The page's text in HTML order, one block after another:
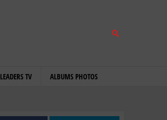
LEADERS TV ALBUMS PHOTOS